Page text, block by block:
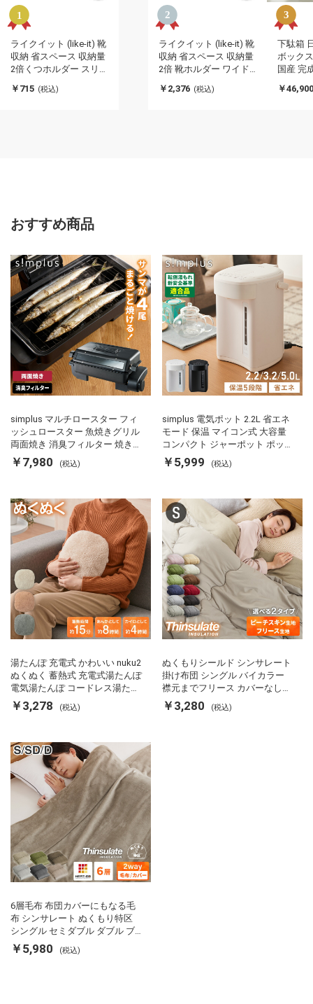
ライクイット (like-it) 靴
収納 省スペース 収納量
2倍くつホルダー スリ
13.5cm ホワイト 日本製
￥715 (税込)
ライクイット (like-it) 靴
収納 省スペース 収納量
2倍 靴ホルダー ワイド
13.5cm ホワイト 日本製
￥2,376 (税込)
下駄箱
ボック
国産 完
関 収納
￥46,900
おすすめ商品
simplus マルチロースター フィ
ッシュロースター 魚焼きグリル
両面焼き 消臭フィルター 焼き魚
両面ヒーター タイマー付き SP-
FRS01 マットブラック シンプラ
￥7,980 (税込)
simplus 電気ポット 2.2L 省エネ
モード 保温 マイコン式 大容量
コンパクト ジャーポット ポット
カルキ抜き 空焚き防止 温度調節
軽量 SP-PD22 シンプラス
￥5,999 (税込)
湯たんぽ 充電式 かわいい nuku2
ぬくぬく 蓄熱式 充電式湯たんぽ
電気湯たんぽ コードレス湯たん
ぽ エコ 節電 節約 省エネ 充電式
エコ電気あんか EWT-2143 スリ
￥3,278 (税込)
ぬくもりシールド シンサレート
掛け布団 シングル バイカラー
襟元までフリース カバーなしで
使える 軽い 丸洗い 断熱 保温 抗
菌防臭 洗える 防ダニ 軽量 ホコ
￥3,280 (税込)
6層毛布 布団カバーにもなる毛
布 シンサレート ぬくもり特区
シングル セミダブル ダブル ブ
ランケット 掛け布団カバー フラ
ンネル 保温 蓄熱 吸湿 発熱 断熱
￥5,980 (税込)